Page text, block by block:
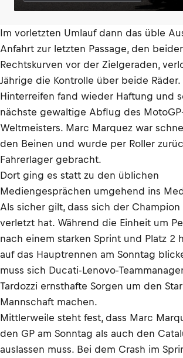
Im vorletzten Umlauf dann das üble
Anfahrt zur letzten Passage, den
Rechtskurven vor der Zielgeraden,
Jährige die Kontrolle über beide Räder.
Hinterreifen fand wieder Haftung und
nächste gewaltige Abflug des
Weltmeisters. Marc Marquez war
den Beinen und wurde per Roller
Fahrerlager gebracht.
Dort ging es statt zu den üblichen
Mediengesprächen umgehend ins
Als sicher gilt, dass sich der Champion
verletzt hat. Während die Einheit um
nach einem starken Sprint und Platz 2
auf das Hauptrennen am Sonntag
muss sich Ducati-Lenovo-
Tardozzi ernsthafte Sorgen um den
Mannschaft machen.
Mittlerweile steht fest, dass Marc
den GP am Sonntag als auch den
auslassen muss. Bei dem Crash im